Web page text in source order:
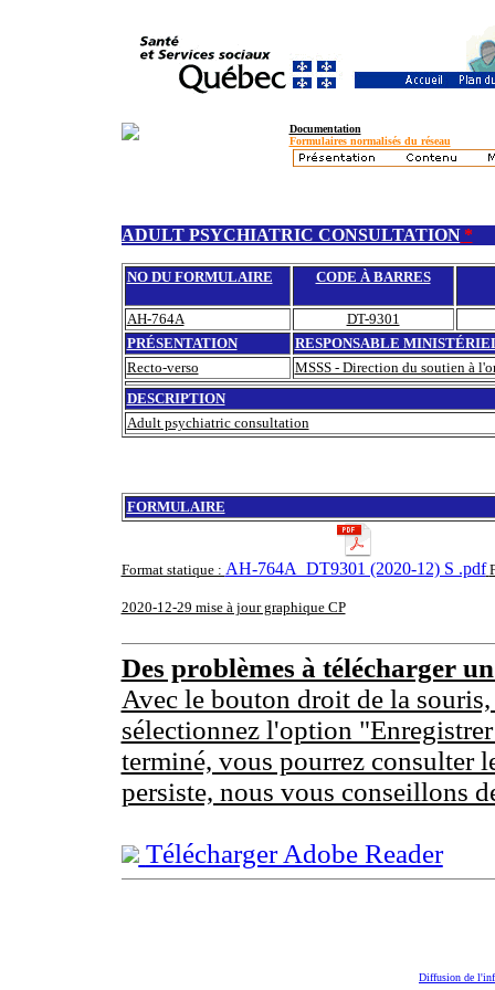
Documentation
Formulaires normalisés du réseau
ADULT PSYCHIATRIC CONSULTATION *
NO DU FORMULAIRE CODE À BARRES
AH-764A
DT-9301
PRÉSENTATION
RESPONSABLE
Recto-verso
MSSS - Direction du soutien à
DESCRIPTION
Adult psychiatric consultation
FORMULAIRE
Format statique : AH-764A_DT9301 (2020-12) S .pdf
2020-12-29 mise à jour graphique CP
Des problèmes à télécharger
Avec le bouton droit de la
sélectionnez l'option
terminé, vous pourrez consulter
persiste, nous vous conseillons
Télécharger Adobe Reader
Diffusion de